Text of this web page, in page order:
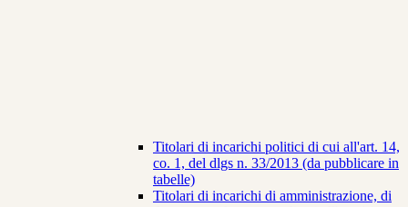
Titolari di incarichi politici di cui all'art. 14,
co. 1, del dlgs n. 33/2013 (da pubblicare in
tabelle)
Titolari di incarichi di amministrazione, di